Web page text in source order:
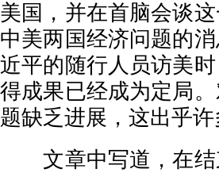
美国，并在首脑会谈
中美两国经济问题的
近平的随行人员访美
得成果已经成为定局
题缺乏进展，这出乎许
文章中写道，在结